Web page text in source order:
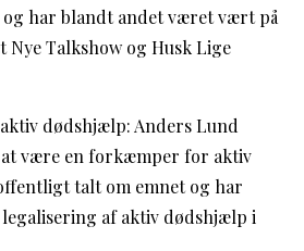
har blandt andet været vært på
Nye Talkshow og Husk Lige
dødshjælp: Anders Lund
være en forkæmper for aktiv
talt om emnet og har
af aktiv dødshjælp i